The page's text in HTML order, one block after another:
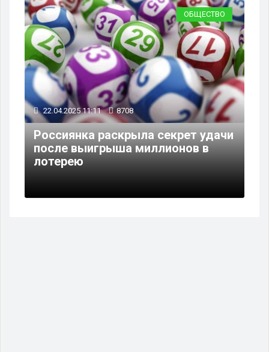
ОБЩЕСТВО
22.04.2025 11:11 8708
Россиянка раскрыла секрет удачи
после выигрыша миллионов в
лотерею